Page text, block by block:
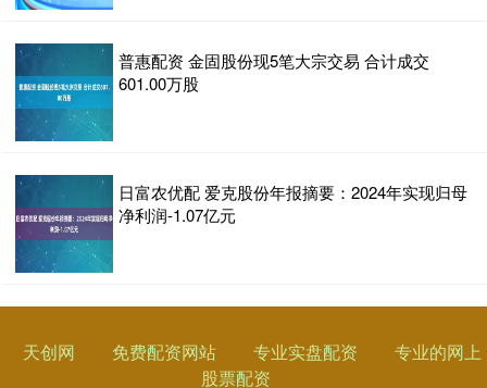
普惠配资 金固股份现5笔大宗交易 合计成交
601.00万股
日富农优配 爱克股份年报摘要：2024年实现归母
净利润-1.07亿元
天创网 免费配资网站 专业实盘配资
专业的网上
股票配资